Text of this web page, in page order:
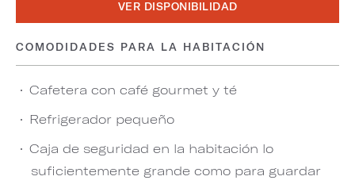
VER DISPONIBILIDAD
COMODIDADES PARA LA HABITACIÓN
Cafetera con café gourmet y té
Refrigerador pequeño
Caja de seguridad en la habitación lo
suficientemente grande como para guardar